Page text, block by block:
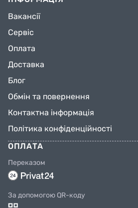
Вакансії
Сервіс
Оплата
Доставка
Блог
Обмін та повернення
Контактна інформація
Політика конфіденційності
ОПЛАТА
Переказом
За допомогою QR-коду